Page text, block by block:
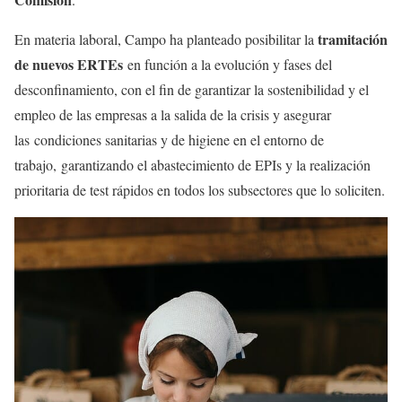
En materia laboral, Campo ha planteado posibilitar la tramitación
de nuevos ERTEs en función a la evolución y fases del
desconfinamiento, con el fin de garantizar la sostenibilidad y el
empleo de las empresas a la salida de la crisis y asegurar
las condiciones sanitarias y de higiene en el entorno de
trabajo, garantizando el abastecimiento de EPIs y la realización
prioritaria de test rápidos en todos los subsectores que lo soliciten.